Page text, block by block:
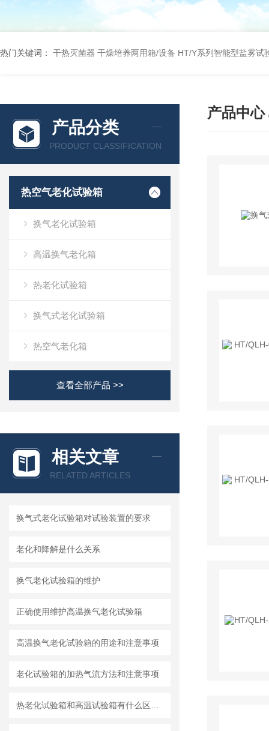
热门关键词： 干热灭菌器 干燥培养两用箱/设备 HT/Y系列智能型盐雾试
产品分类
PRODUCT CLASSIFICATION
热空气老化试验箱
换气老化试验箱
高温换气老化箱
热老化试验箱
换气式老化试验箱
热空气老化箱
查看全部产品 >>
相关文章
RELATED ARTICLES
换气式老化试验箱对试验装置的要求
老化和降解是什么关系
换气老化试验箱的维护
正确使用维护高温换气老化试验箱
高温换气老化试验箱的用途和注意事项
老化试验箱的加热气流方法和注意事项
产品中心